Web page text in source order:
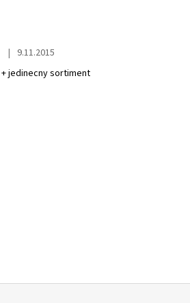
The store rating is 5 out of 5 stars.
| 9.11.2015
+ jedinecny sortiment